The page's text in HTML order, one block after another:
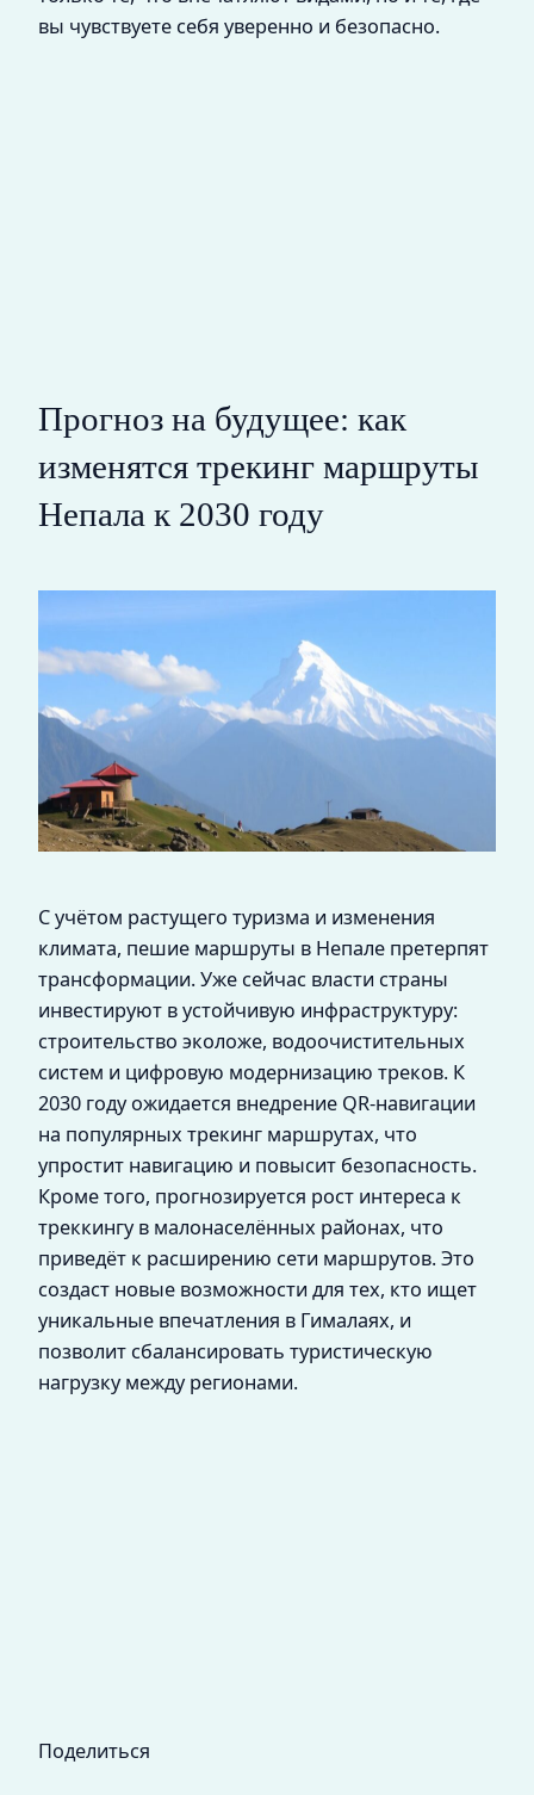
вы чувствуете себя уверенно и безопасно.
Прогноз на будущее: как
изменятся трекинг маршруты
Непала к 2030 году
С учётом растущего туризма и изменения
климата, пешие маршруты в Непале претерпят
трансформации. Уже сейчас власти страны
инвестируют в устойчивую инфраструктуру:
строительство эколоже, водоочистительных
систем и цифровую модернизацию треков. К
2030 году ожидается внедрение QR-навигации
на популярных трекинг маршрутах, что
упростит навигацию и повысит безопасность.
Кроме того, прогнозируется рост интереса к
треккингу в малонаселённых районах, что
приведёт к расширению сети маршрутов. Это
создаст новые возможности для тех, кто ищет
уникальные впечатления в Гималаях, и
позволит сбалансировать туристическую
нагрузку между регионами.
Поделиться